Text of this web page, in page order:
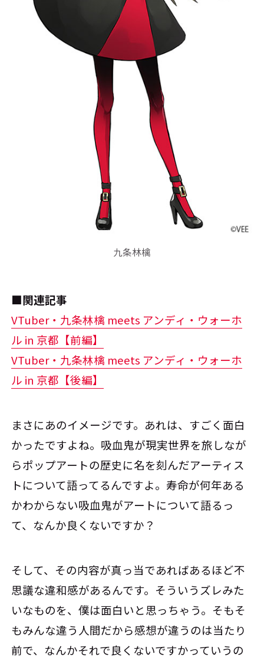
九条林檎
■関連記事
VTuber・九条林檎 meets アンディ・ウォーホ
ル in 京都【前編】
VTuber・九条林檎 meets アンディ・ウォーホ
ル in 京都【後編】
まさにあのイメージです。あれは、すごく面白
かったですよね。吸血鬼が現実世界を旅しなが
らポップアートの歴史に名を刻んだアーティス
トについて語ってるんですよ。寿命が何年ある
かわからない吸血鬼がアートについて語るっ
て、なんか良くないですか？
そして、その内容が真っ当であればあるほど不
思議な違和感があるんです。そういうズレみた
いなものを、僕は面白いと思っちゃう。そもそ
もみんな違う人間だから感想が違うのは当たり
前で、なんかそれで良くないですかっていうの